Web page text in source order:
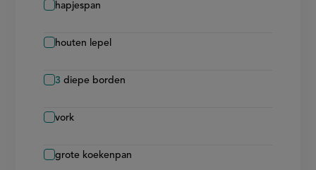
hapjespan
houten lepel
3 diepe borden
vork
grote koekenpan